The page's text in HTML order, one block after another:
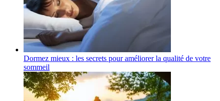
Dormez mieux : les secrets pour améliorer la qualité de votre
sommeil